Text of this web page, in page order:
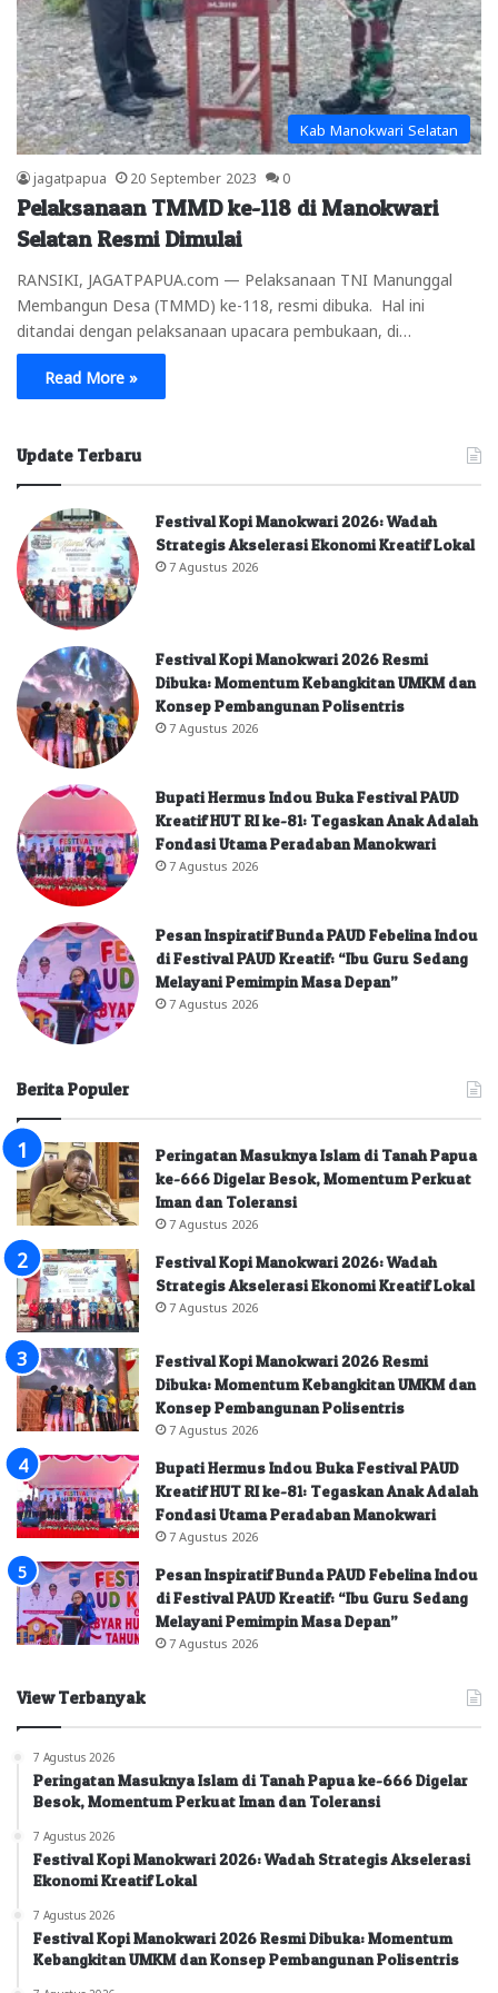
Kab Manokwari Selatan
jagatpapua 20 September 2023 0
Pelaksanaan TMMD ke-118 di Manokwari
Selatan Resmi Dimulai
RANSIKI, JAGATPAPUA.com — Pelaksanaan TNI Manunggal
Membangun Desa (TMMD) ke-118, resmi dibuka. Hal ini
ditandai dengan pelaksanaan upacara pembukaan, di…
Read More »
Update Terbaru
Festival Kopi Manokwari 2026: Wadah
Strategis Akselerasi Ekonomi Kreatif Lokal
7 Agustus 2026
Festival Kopi Manokwari 2026 Resmi
Dibuka: Momentum Kebangkitan UMKM dan
Konsep Pembangunan Polisentris
7 Agustus 2026
Bupati Hermus Indou Buka Festival PAUD
Kreatif HUT RI ke-81: Tegaskan Anak Adalah
Fondasi Utama Peradaban Manokwari
7 Agustus 2026
Pesan Inspiratif Bunda PAUD Febelina Indou
di Festival PAUD Kreatif: “Ibu Guru Sedang
Melayani Pemimpin Masa Depan”
7 Agustus 2026
Berita Populer
Peringatan Masuknya Islam di Tanah Papua
ke-666 Digelar Besok, Momentum Perkuat
Iman dan Toleransi
7 Agustus 2026
Festival Kopi Manokwari 2026: Wadah
Strategis Akselerasi Ekonomi Kreatif Lokal
7 Agustus 2026
Festival Kopi Manokwari 2026 Resmi
Dibuka: Momentum Kebangkitan UMKM dan
Konsep Pembangunan Polisentris
7 Agustus 2026
Bupati Hermus Indou Buka Festival PAUD
Kreatif HUT RI ke-81: Tegaskan Anak Adalah
Fondasi Utama Peradaban Manokwari
7 Agustus 2026
Pesan Inspiratif Bunda PAUD Febelina Indou
di Festival PAUD Kreatif: “Ibu Guru Sedang
Melayani Pemimpin Masa Depan”
7 Agustus 2026
View Terbanyak
7 Agustus 2026
Peringatan Masuknya Islam di Tanah Papua ke-666 Digelar
Besok, Momentum Perkuat Iman dan Toleransi
7 Agustus 2026
Festival Kopi Manokwari 2026: Wadah Strategis Akselerasi
Ekonomi Kreatif Lokal
7 Agustus 2026
Festival Kopi Manokwari 2026 Resmi Dibuka: Momentum
Kebangkitan UMKM dan Konsep Pembangunan Polisentris